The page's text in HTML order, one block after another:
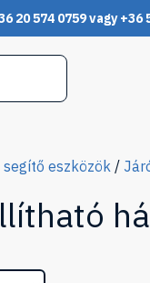
20 574 0759 vagy
eszközök /